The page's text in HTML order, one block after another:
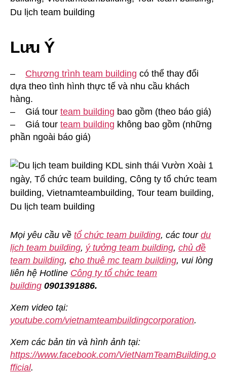
Lưu Ý
– Chương trình team building có thể thay đổi
dựa theo tình hình thực tế và nhu cầu khách
hàng.
– Giá tour team building bao gồm (theo báo giá)
– Giá tour team building không bao gồm (những
phần ngoài báo giá)
Mọi yêu cầu về tổ chức team building, các tour du
lịch team building, ý tưởng team building, chủ đề
team building, cho thuê mc team building, vui lòng
liên hệ Hotline Công ty tổ chức team
building 0901391886.
Xem video tại:
youtube.com/vietnamteambuildingcorporation.
Xem các bản tin và hình ảnh tại:
https://www.facebook.com/VietNamTeamBuilding.o
fficial.